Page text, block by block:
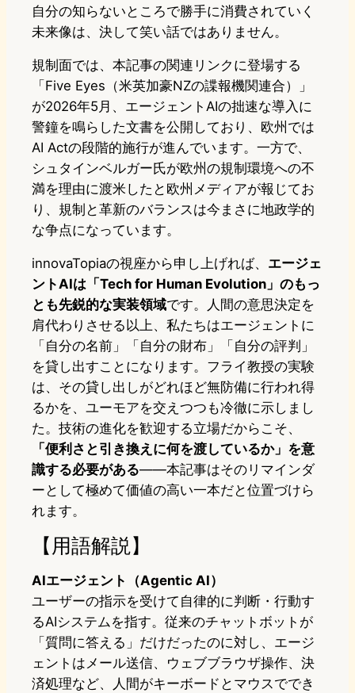
自分の知らないところで勝手に消費されていく
未来像は、決して笑い話ではありません。
規制面では、本記事の関連リンクに登場する
「Five Eyes（米英加豪NZの諜報機関連合）」
が2026年5月、エージェントAIの拙速な導入に
警鐘を鳴らした文書を公開しており、欧州では
AI Actの段階的施行が進んでいます。一方で、
シュタインベルガー氏が欧州の規制環境への不
満を理由に渡米したと欧州メディアが報じてお
り、規制と革新のバランスは今まさに地政学的
な争点になっています。
innovaTopiaの視座から申し上げれば、 エージェ
ントAIは「Tech for Human Evolution」のもっ
とも先鋭的な実装領域です。人間の意思決定を
肩代わりさせる以上、私たちはエージェントに
「自分の名前」「自分の財布」「自分の評判」
を貸し出すことになります。フライ教授の実験
は、その貸し出しがどれほど無防備に行われ得
るかを、ユーモアを交えつつも冷徹に示しまし
た。技術の進化を歓迎する立場だからこそ、
「便利さと引き換えに何を渡しているか」を意
識する必要がある——本記事はそのリマインダ
ーとして極めて価値の高い一本だと位置づけら
れます。
【用語解説】
AIエージェント（Agentic AI）
ユーザーの指示を受けて自律的に判断・行動す
るAIシステムを指す。従来のチャットボットが
「質問に答える」だけだったのに対し、エージ
ェントはメール送信、ウェブブラウザ操作、決
済処理など、人間がキーボードとマウスででき